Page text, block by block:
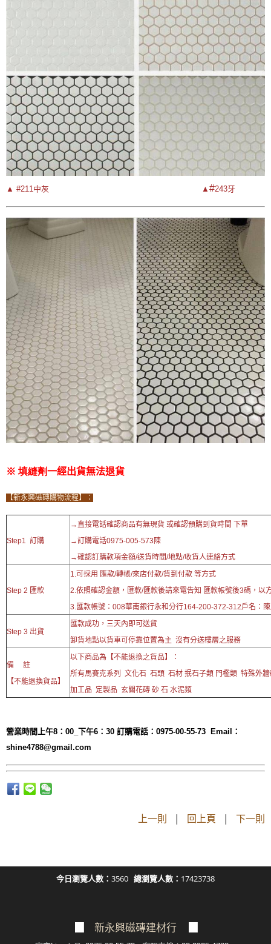
▲ #211中灰 ▲ #243牙
※ 填縫劑
【新永興磁磚購物流程】：
Step1 訂購
→直接電話確認商品有無現貨 或確認預購到貨時間 下單
→訂購電話0975-005-573陳
→確認訂購款項金額/送貨時間/地點/收貨人連絡方式
Step 2 匯款
1.可採用 匯款/轉帳/來店付款/貨到付款 等方式
2.依照確認金額，匯款/匯款後請來電告知 匯款帳號後3碼，以
3.匯款帳號：008華南銀行永和分行164-200-372-312戶名：
Step 3 出貨
匯款成功，三天內即可送貨
卸貨地點以貨車可停靠位置為主 沒有分送樓層之服務
備 註
【不能退換貨品】
以下商品為【不能退換之貨品】：
所有馬賽克系列 文化石 石頭 石材 抿石子類 門檻類 特殊外牆
加工品 定製品 玄關花磚 砂 石 水泥類
營業時間上午8：00_下午6：30 訂購電話：0975-00-55-73  Email：
shine4788@gmail.com
上一則 | 回上頁 | 下一則
今日瀏覽人數： 3560 總瀏覽人數： 17423738
新永興磁磚建材行